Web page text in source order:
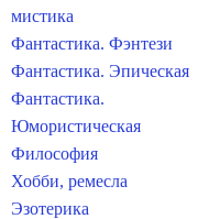
мистика
Фантастика. Фэнтези
Фантастика. Эпическая
Фантастика.
Юмористическая
Философия
Хобби, ремесла
Эзотерика